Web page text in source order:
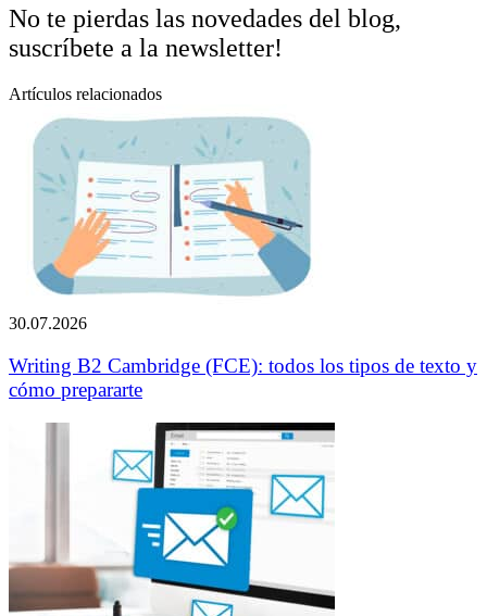
No te pierdas las novedades del blog,
suscríbete a la newsletter!
Artículos relacionados
30.07.2026
Writing B2 Cambridge (FCE): todos los tipos de texto y
cómo prepararte